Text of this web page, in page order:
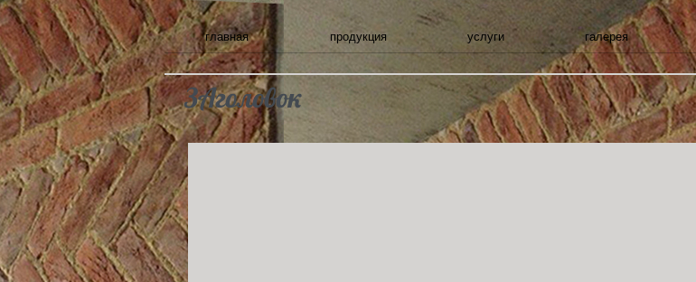
главная продукция услуги галерея
ЗАголовок